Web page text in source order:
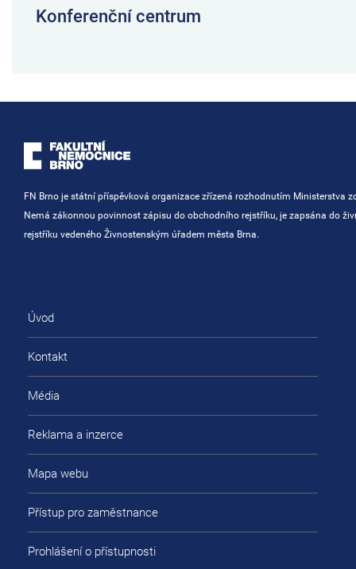
Konferenční centrum
FN Brno je státní příspěvková organizace zřízená rozhodnutím Ministerstva
Nemá zákonnou povinnost zápisu do obchodního rejstříku, je zapsána do
rejstříku vedeného Živnostenským úřadem města Brna.
Úvod
Kontakt
Média
Reklama a inzerce
Mapa webu
Přístup pro zaměstnance
Prohlášení o přístupnosti